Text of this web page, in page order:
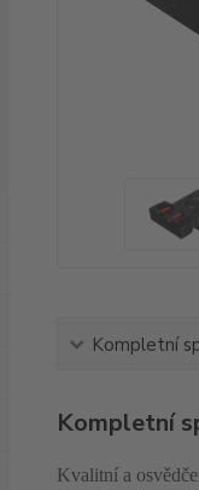
Kompletní
Kompletní
Kvalitní a